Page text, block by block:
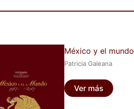
México y el mundo
Patricia Galeana
Ver más